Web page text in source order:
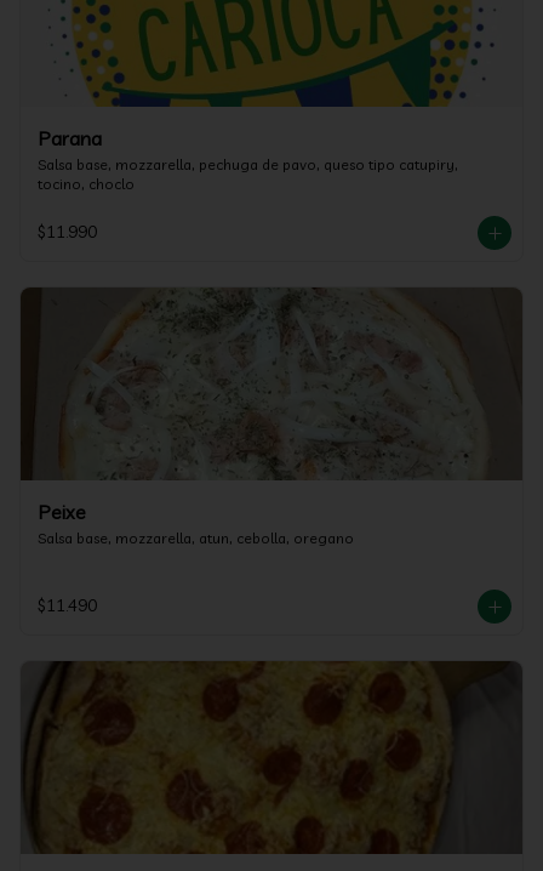
Parana
Salsa base, mozzarella, pechuga de pavo, queso tipo catupiry,
tocino, choclo
$11.990
Peixe
Salsa base, mozzarella, atun, cebolla, oregano
$11.490